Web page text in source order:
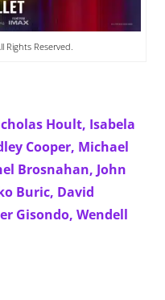
Rights Reserved.
Hoult, Isabela
Cooper, Michael
Brosnahan, John
Buric, David
Gisondo, Wendell